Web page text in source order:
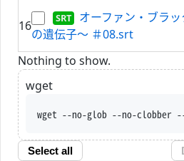
16
オーファン・ブラ
の遺伝子～ ＃08.srt
Nothing to show.
wget
wget --no-glob --no-clobber --content-
Select all